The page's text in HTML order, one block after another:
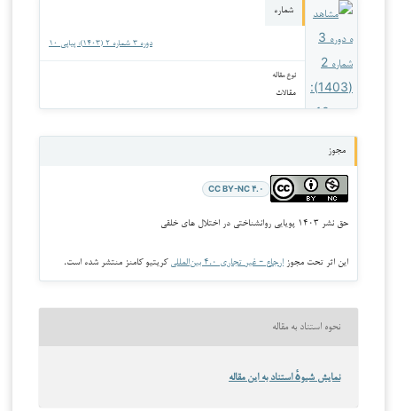
شماره
دوره ۳ شماره ۲ (۱۴۰۳): پیاپی ۱۰
نوع مقاله
مقالات
مجوز
CC BY-NC ۴.۰
حق نشر ۱۴۰۳ پویایی روانشناختی در اختلال های خلقی
این اثر تحت مجوز ارجاع - غیر تجاری ۴.۰ بین‌المللی کریتیو کامنز منتشر شده است.
نحوه استناد به مقاله
نمایش شیوهٔ استناد به این مقاله